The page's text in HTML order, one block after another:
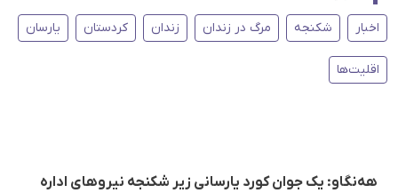
اخبار شکنجه مرگ در زندان زندان کردستان یارسان
اقلیت‌ها
هەنگاو: یک جوان کورد یارسانی زیر شکنجە نیروهای ادارە